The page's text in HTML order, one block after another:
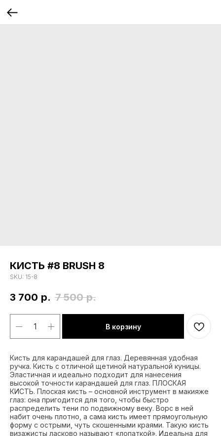
КИСТЬ #8 BRUSH 8
SKU: 15-8
3 700 р. 7 500 р.
В корзину
Кисть для карандашей для глаз. Деревянная удобная
ручка. Кисть с отличной щетиной натуральной куницы.
Эластичная и идеально подходит для нанесения
высокой точности карандашей для глаз. ПЛОСКАЯ
КИСТЬ. Плоская кисть – основной инструмент в макияже
глаз: она пригодится для того, чтобы быстро
распределить тени по подвижному веку. Ворс в ней
набит очень плотно, а сама кисть имеет прямоугольную
форму с острыми, чуть скошенными краями. Такую кисть
визажисты ласково называют «лопаткой». Идеальна для